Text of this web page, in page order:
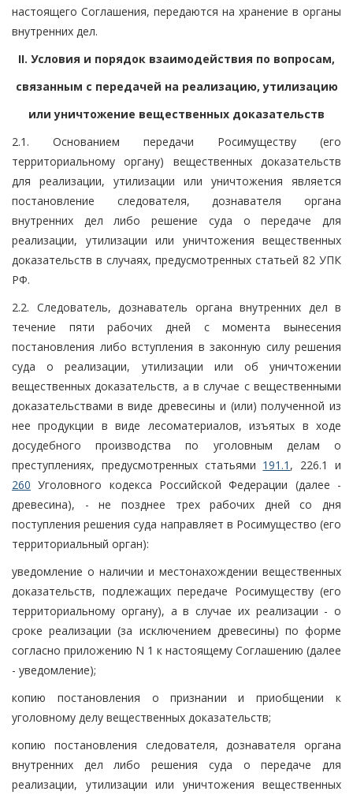
настоящего Соглашения, передаются на хранение в органы
внутренних дел.
II. Условия и порядок взаимодействия по вопросам,
связанным с передачей на реализацию, утилизацию
или уничтожение вещественных доказательств
2.1. Основанием передачи Росимуществу (его
территориальному органу) вещественных доказательств
для реализации, утилизации или уничтожения является
постановление следователя, дознавателя органа
внутренних дел либо решение суда о передаче для
реализации, утилизации или уничтожения вещественных
доказательств в случаях, предусмотренных статьей 82 УПК
РФ.
2.2. Следователь, дознаватель органа внутренних дел в
течение пяти рабочих дней с момента вынесения
постановления либо вступления в законную силу решения
суда о реализации, утилизации или об уничтожении
вещественных доказательств, а в случае с вещественными
доказательствами в виде древесины и (или) полученной из
нее продукции в виде лесоматериалов, изъятых в ходе
досудебного производства по уголовным делам о
преступлениях, предусмотренных статьями 191.1 , 226.1 и
260 Уголовного кодекса Российской Федерации (далее -
древесина), - не позднее трех рабочих дней со дня
поступления решения суда направляет в Росимущество (его
территориальный орган):
уведомление о наличии и местонахождении вещественных
доказательств, подлежащих передаче Росимуществу (его
территориальному органу), а в случае их реализации - о
сроке реализации (за исключением древесины) по форме
согласно приложению N 1 к настоящему Соглашению (далее
- уведомление);
копию постановления о признании и приобщении к
уголовному делу вещественных доказательств;
копию постановления следователя, дознавателя органа
внутренних дел либо решения суда о передаче для
реализации, утилизации или уничтожения вещественных